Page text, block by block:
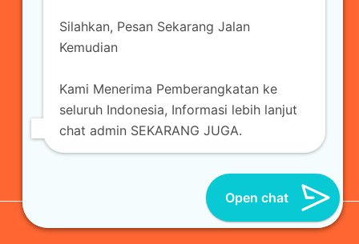
Home
Travel
Kirim Paket Blog Travel Kontak
© 2026 Eco Premiere Transindo | All Reserved
Silahkan, Pesan Sekarang Jalan
Kemudian
Kami Menerima Pemberangkatan ke
seluruh Indonesia, Informasi lebih lanjut
chat admin SEKARANG JUGA.
Open chat